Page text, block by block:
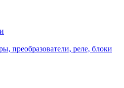
преобразователи, реле, блоки